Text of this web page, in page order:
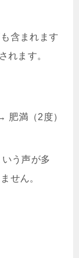
含まれます
れます。
肥満（2度）
う声が多
せん。